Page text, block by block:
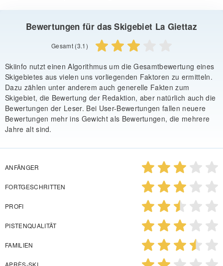
Bewertungen für das Skigebiet La Giettaz
Gesamt (3.1)
Skiinfo nutzt einen Algorithmus um die Gesamtbewertung eines
Skigebietes aus vielen uns vorliegenden Faktoren zu ermitteln.
Dazu zählen unter anderem auch generelle Fakten zum
Skigebiet, die Bewertung der Redaktion, aber natürlich auch die
Bewertungen der Leser. Bei User-Bewertungen fallen neuere
Bewertungen mehr ins Gewicht als Bewertungen, die mehrere
Jahre alt sind.
ANFÄNGER
FORTGESCHRITTEN
PROFI
PISTENQUALITÄT
FAMILIEN
APRÈS-SKI